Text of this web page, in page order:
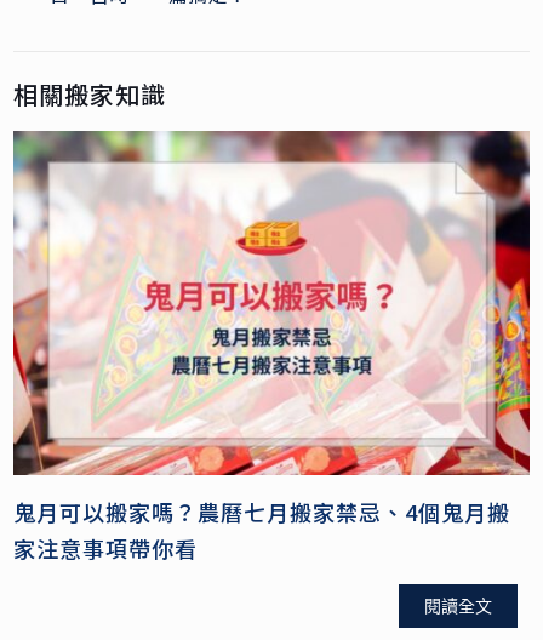
相關搬家知識
鬼月可以搬家嗎？農曆七月搬家禁忌、4個鬼月搬
家注意事項帶你看
閱讀全文